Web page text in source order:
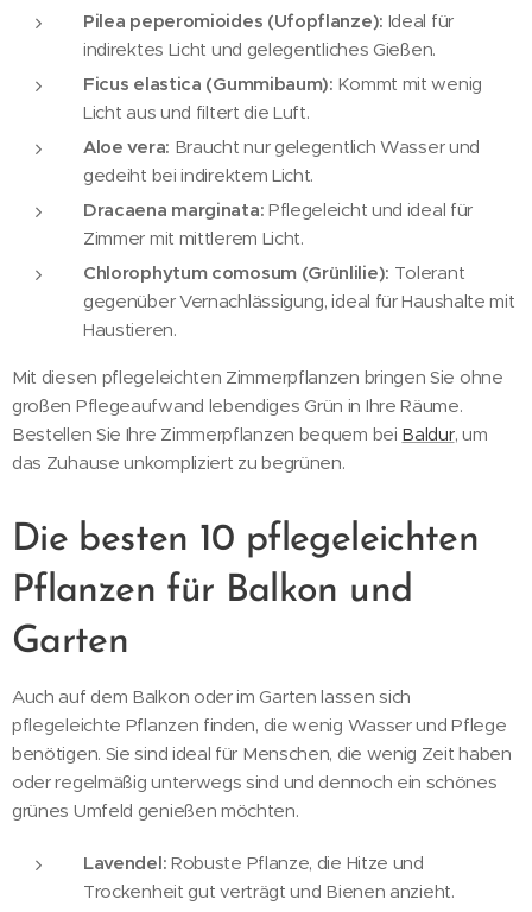
Pilea peperomioides (Ufopflanze): Ideal für
indirektes Licht und gelegentliches Gießen.
Ficus elastica (Gummibaum): Kommt mit wenig
Licht aus und filtert die Luft.
Aloe vera: Braucht nur gelegentlich Wasser und
gedeiht bei indirektem Licht.
Dracaena marginata: Pflegeleicht und ideal für
Zimmer mit mittlerem Licht.
Chlorophytum comosum (Grünlilie): Tolerant
gegenüber Vernachlässigung, ideal für Haushalte mit
Haustieren.
Mit diesen pflegeleichten Zimmerpflanzen bringen Sie ohne
großen Pflegeaufwand lebendiges Grün in Ihre Räume.
Bestellen Sie Ihre Zimmerpflanzen bequem bei Baldur, um
das Zuhause unkompliziert zu begrünen.
Die besten 10 pflegeleichten
Pflanzen für Balkon und
Garten
Auch auf dem Balkon oder im Garten lassen sich
pflegeleichte Pflanzen finden, die wenig Wasser und Pflege
benötigen. Sie sind ideal für Menschen, die wenig Zeit haben
oder regelmäßig unterwegs sind und dennoch ein schönes
grünes Umfeld genießen möchten.
Lavendel: Robuste Pflanze, die Hitze und
Trockenheit gut verträgt und Bienen anzieht.